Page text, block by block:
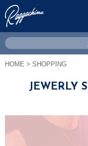
HOME > SHOPPING
JEWERLY